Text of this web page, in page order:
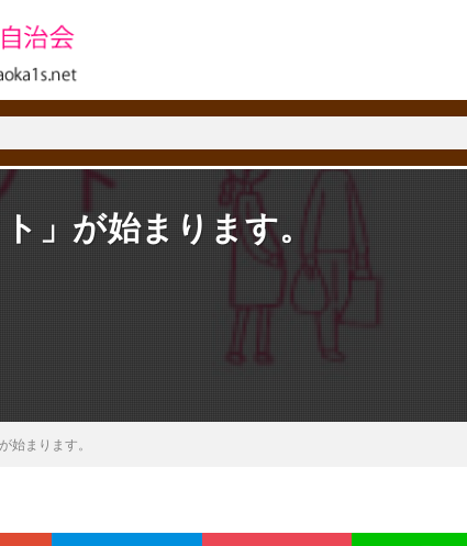
」が始まります。
始まります。